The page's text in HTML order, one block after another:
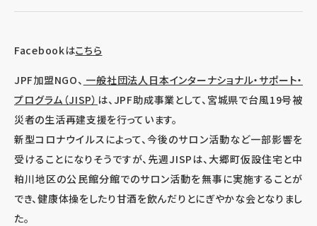
Facebookはこちら
JPF加盟NGO、 一般社団法人日本インターナショナル・サポート・
プログラム（JISP） は、JPF助成事業として、宮城県で台風19号被
災者の生活再建支援を行っています。
新型コロナウイルスによって、今後のサロン活動など一部影響を
受けることになりそうですが、先週JISPは、大郷町仮設住宅と中
粕川地区の公民館分館でのサロン活動を無事に実施することが
でき、健康体操をしたり甘酒を飲んだりとにぎやかな会となりまし
た。